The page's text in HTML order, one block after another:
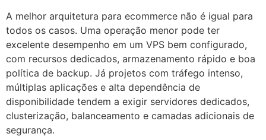
A melhor arquitetura para ecommerce não é igual para
todos os casos. Uma operação menor pode ter
excelente desempenho em um VPS bem configurado,
com recursos dedicados, armazenamento rápido e boa
política de backup. Já projetos com tráfego intenso,
múltiplas aplicações e alta dependência de
disponibilidade tendem a exigir servidores dedicados,
clusterização, balanceamento e camadas adicionais de
segurança.